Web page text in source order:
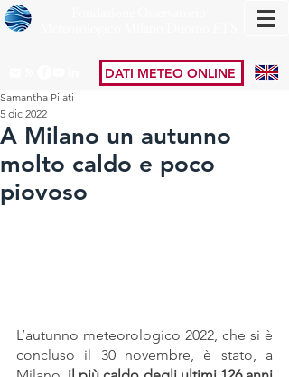
DATI METEO ONLINE
A Milano un autunno
molto caldo e poco
piovoso
Samantha Pilati
5 dic 2022
L’autunno meteorologico 2022, che si è
concluso il 30 novembre, è stato, a